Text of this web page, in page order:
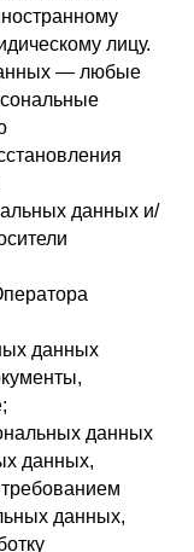
лицу.
— любые
данных и/
данных
данных
данных,
данных,